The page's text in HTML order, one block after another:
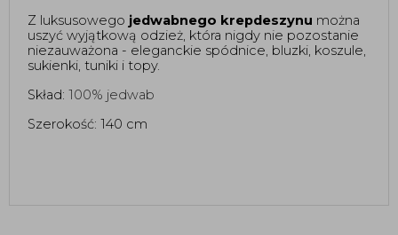
Z luksusowego jedwabnego krepdeszynu można
uszyć wyjątkową odzież, która nigdy nie pozostanie
niezauważona - eleganckie spódnice, bluzki, koszule,
sukienki, tuniki i topy.
Skład: 100% jedwab
Szerokość: 140 cm